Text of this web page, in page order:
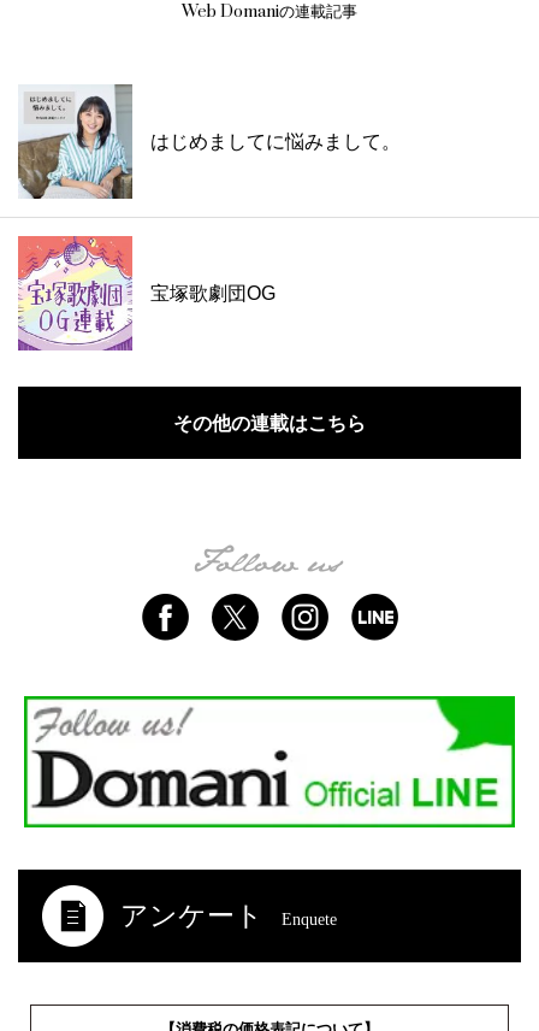
Web Domaniの連載記事
はじめましてに悩みまして。
宝塚歌劇団OG
その他の連載はこちら
アンケート Enquete